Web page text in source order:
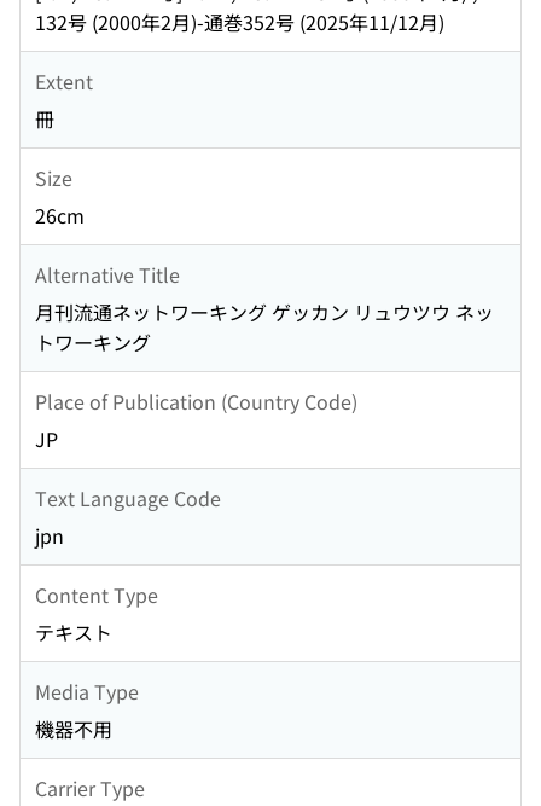
132号 (2000年2月)-通巻352号 (2025年11/12月)
Extent
冊
Size
26cm
Alternative Title
月刊流通ネットワーキング ゲッカン リュウツウ ネッ
トワーキング
Place of Publication (Country Code)
JP
Text Language Code
jpn
Content Type
テキスト
Media Type
機器不用
Carrier Type